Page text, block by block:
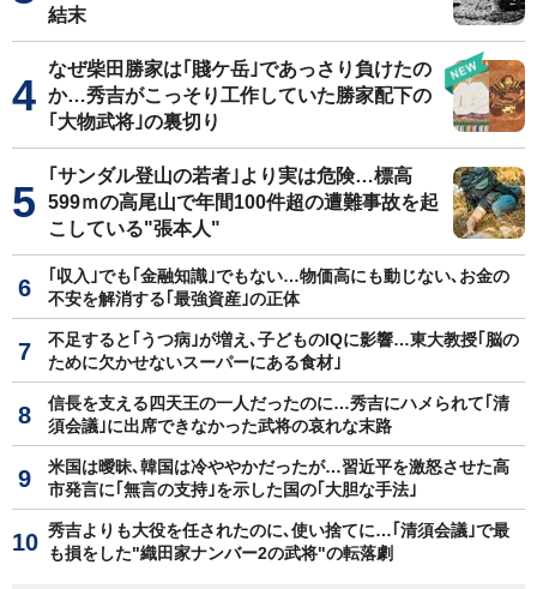
結末
なぜ柴田勝家は｢賤ケ岳｣であっさり負けたの
か…秀吉がこっそり工作していた勝家配下の
｢大物武将｣の裏切り
｢サンダル登山の若者｣より実は危険…標高
599ｍの高尾山で年間100件超の遭難事故を起
こしている"張本人"
｢収入｣でも｢金融知識｣でもない…物価高にも動じない､お金の
不安を解消する｢最強資産｣の正体
不足すると｢うつ病｣が増え､子どものIQに影響…東大教授｢脳の
ために欠かせないスーパーにある食材｣
信長を支える四天王の一人だったのに…秀吉にハメられて｢清
須会議｣に出席できなかった武将の哀れな末路
米国は曖昧､韓国は冷ややかだったが…習近平を激怒させた高
市発言に｢無言の支持｣を示した国の｢大胆な手法｣
秀吉よりも大役を任されたのに､使い捨てに…｢清須会議｣で最
も損をした"織田家ナンバー2の武将"の転落劇